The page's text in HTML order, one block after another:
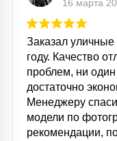
16 марта
Заказал уличные
году. Качество
проблем, ни один
достаточно
Менеджеру
модели по
рекомендации,